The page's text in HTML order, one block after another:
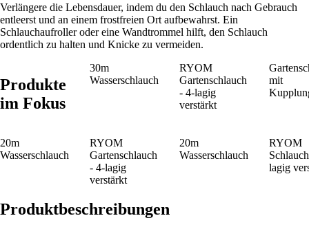
Verlängere die Lebensdauer, indem du den Schlauch nach Gebrauch
entleerst und an einem frostfreien Ort aufbewahrst. Ein
Schlauchaufroller oder eine Wandtrommel hilft, den Schlauch
ordentlich zu halten und Knicke zu vermeiden.
Produkte
im Fokus
30m
Wasserschlauch
RYOM
Gartenschlauch
- 4-lagig
verstärkt
mit
20m
Wasserschlauch
RYOM
Gartenschlauch
- 4-lagig
verstärkt
20m
Wasserschlauch
RYOM
lagig
Produktbeschreibungen